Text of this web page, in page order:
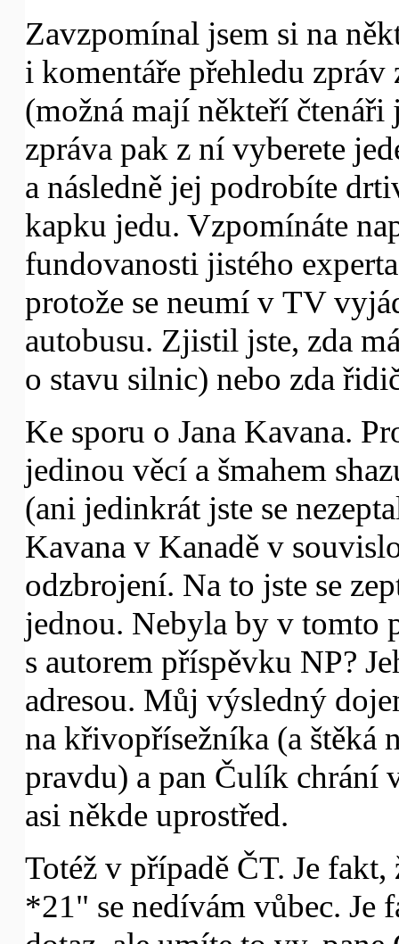
Zavzpomínal jsem si na
i komentáře přehledu
(možná mají někteří
zpráva pak z ní vyberete
a následně jej podrobíte
kapku jedu. Vzpomínáte
fundovanosti jistého
protože se neumí v TV
autobusu. Zjistil jste, zda
o stavu silnic) nebo zda
Ke sporu o Jana Kavana.
jedinou věcí a šmahem
(ani jedinkrát jste se
Kavana v Kanadě v
odzbrojení. Na to jste se
jednou. Nebyla by v tomto
s autorem příspěvku NP?
adresou. Můj výsledný
na křivopřísežníka (a štěká
pravdu) a pan Čulík chrání
asi někde uprostřed.
Totéž v případě ČT. Je
*21" se nedívám vůbec. Je